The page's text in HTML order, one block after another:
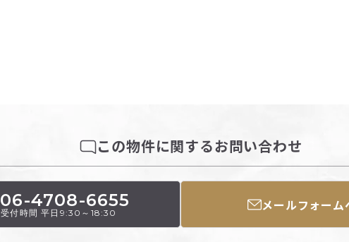
この物件に関するお問い合わせ
06-4708-6655
受付時間 平日9:30～18:30 メールフォーム